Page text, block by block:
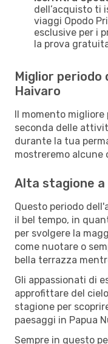
dell’acquisto ti
viaggi Opodo
esclusive per i
la prova
Miglior periodo
Haivaro
Il momento migliore
seconda delle
durante la tua
mostreremo alcune
Alta stagione a
Questo periodo
il bel tempo, in
per svolgere la
come nuotare o
bella terrazza
Gli appassionati di
approfittare del
stagione per
paesaggi in Papua
Sempre in questo